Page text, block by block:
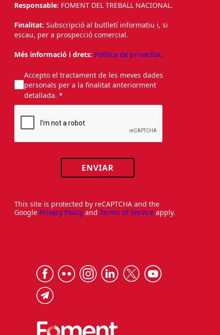
Responsable: FOMENT DEL TREBALL NACIONAL.
Finalitat: Subscripció al butlletí informatiu i, si
escau, per a prospecció comercial.
Més informació i drets: Política de privacitat.
Accepto el tractament de les meves dades
personals per a la finalitat anteriorment
detallada. *
ENVIAR
This site is protected by reCAPTCHA and the
Google Privacy Policy and Terms of Service apply.